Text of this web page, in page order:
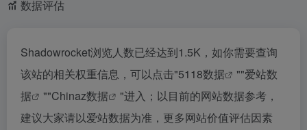
数据评估
Shadowrocket浏览人数已经达到1.5K，如你需要查询
该站的相关权重信息，可以点击"5118数据 ""爱站数
据
""Chinaz数据
"进入；以目前的网站数据参考，
建议大家请以爱站数据为准，更多网站价值评估因素